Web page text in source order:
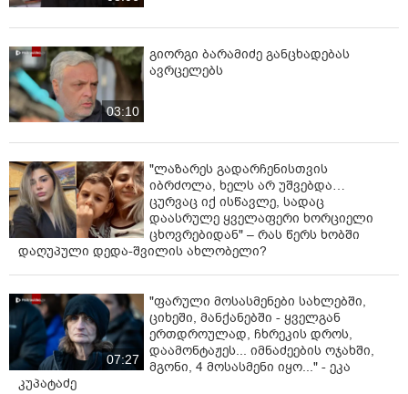
03:10
გიორგი ბარამიძე განცხადებას
ავრცელებს
"ლაზარეს გადარჩენისთვის
იბრძოლა, ხელს არ უშვებდა…
ცურვაც იქ ისწავლე, სადაც
დაასრულე ყველაფერი ხორციელი
ცხოვრებიდან" – რას წერს ხობში
დაღუპული დედა-შვილის ახლობელი?
07:27
"ფარული მოსასმენები სახლებში,
ციხეში, მანქანებში - ყველგან
ერთდროულად, ჩხრეკის დროს,
დაამონტაჟეს... იმნაძეების ოჯახში,
მგონი, 4 მოსასმენი იყო..." - ეკა
კუპატაძე